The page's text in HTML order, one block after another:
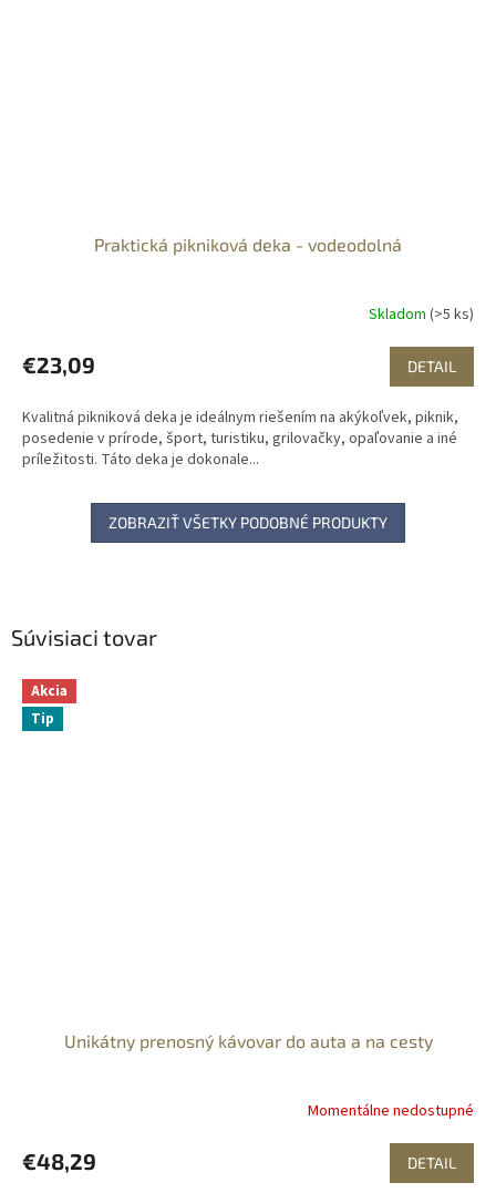
Súvisiaci tovar
Akcia
Tip
Unikátny prenosný kávovar do auta a na cesty
Momentálne nedostupné
€48,29 DETAIL
Praktická pikniková deka - vodeodolná
Skladom (>5 ks)
€23,09 DETAIL
Kvalitná pikniková deka je ideálnym riešením na akýkoľvek, piknik,
posedenie v prírode, šport, turistiku, grilovačky, opaľovanie a iné
príležitosti. Táto deka je dokonale...
ZOBRAZIŤ VŠETKY PODOBNÉ PRODUKTY